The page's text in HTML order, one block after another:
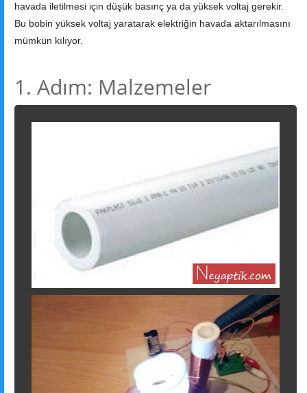
havada iletilmesi için düşük basınç ya da yüksek voltaj gerekir.
Bu bobin yüksek voltaj yaratarak elektriğin havada aktarılmasını
mümkün kılıyor.
1. Adım: Malzemeler